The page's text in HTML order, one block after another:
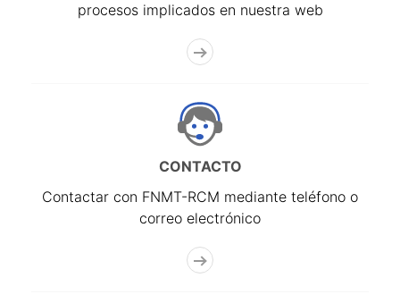
procesos implicados en nuestra web
CONTACTO
Contactar con FNMT-RCM mediante teléfono o
correo electrónico